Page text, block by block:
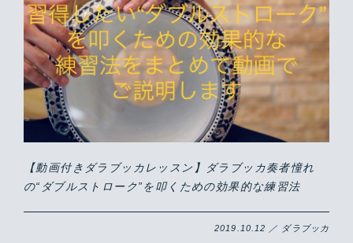
【動画付きダラブッカレッスン】ダラブッカ奏者憧れ
の“ダブルストローク”を叩くための効果的な練習法
2019.10.12 ／ ダラブッカ